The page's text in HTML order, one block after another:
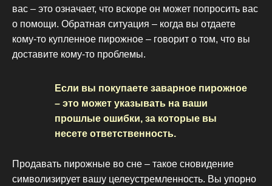
вас – это означает, что вскоре он может попросить вас
о помощи. Обратная ситуация – когда вы отдаете
кому-то купленное пирожное – говорит о том, что вы
доставите кому-то проблемы.
Если вы покупаете заварное пирожное
– это может указывать на ваши
прошлые ошибки, за которые вы
несете ответственность.
Продавать пирожные во сне – такое сновидение
символизирует вашу целеустремленность. Вы упорно